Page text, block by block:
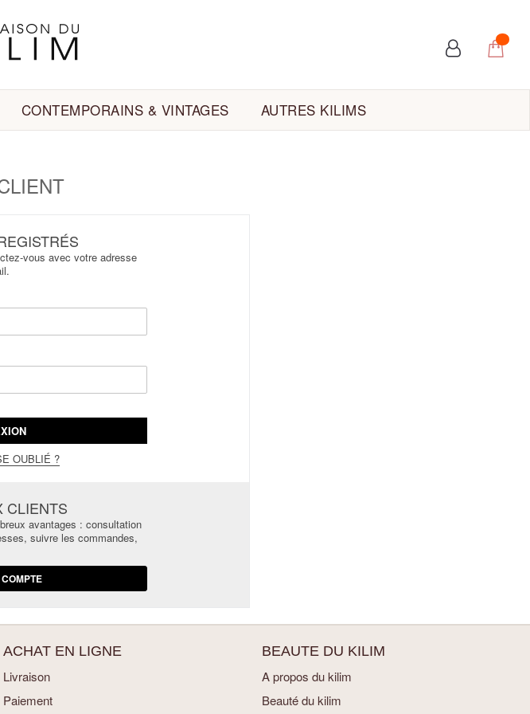
CONTEMPORAINS & VINTAGES AUTRES KILIMS
vous avec votre adresse
OUBLIÉ ?
CLIENTS
avantages : consultation
suivre les commandes,
ACHAT EN LIGNE
Livraison
Paiement
BEAUTE DU KILIM
A propos du kilim
Beauté du kilim